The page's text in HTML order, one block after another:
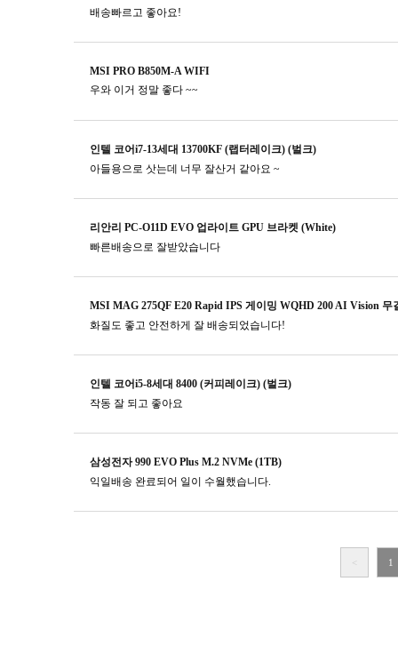
배송빠르고 좋아요!
MSI PRO B850M-A WIFI
우와 이거 정말 좋다 ~~
인텔 코어i7-13세대 13700KF (랩터레이크) (벌크)
아들용으로 삿는데 너무 잘산거 같아요 ~
리안리 PC-O11D EVO 업라이트 GPU 브라켓 (White)
빠른배송으로 잘받았습니다
MSI MAG 275QF E20 Rapid IPS 게이밍 WQHD 200 AI Vision 무
화질도 좋고 안전하게 잘 배송되었습니다!
인텔 코어i5-8세대 8400 (커피레이크) (벌크)
작동 잘 되고 좋아요
삼성전자 990 EVO Plus M.2 NVMe (1TB)
익일배송 완료되어 일이 수월했습니다.
< 1